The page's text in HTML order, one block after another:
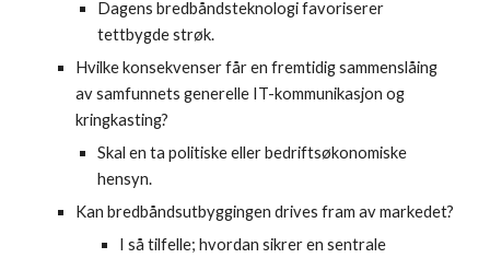
Dagens bredbåndsteknologi favoriserer
tettbygde strøk.
Hvilke konsekvenser får en fremtidig sammenslåing
av samfunnets generelle IT-kommunikasjon og
kringkasting?
Skal en ta politiske eller bedriftsøkonomiske
hensyn.
Kan bredbåndsutbyggingen drives fram av markedet?
I så tilfelle; hvordan sikrer en sentrale